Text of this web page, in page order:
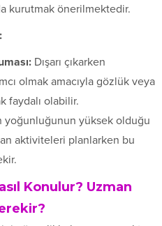
kurutmak önerilmektedir.
Dışarı çıkarken
olmak amacıyla gözlük veya
faydalı olabilir.
yoğunluğunun yüksek olduğu
aktiviteleri planlarken bu
Konulur? Uzman